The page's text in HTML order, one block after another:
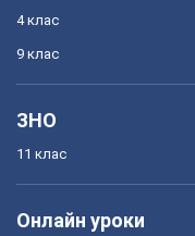
4 клас
9 клас
ЗНО
11 клас
Онлайн уроки